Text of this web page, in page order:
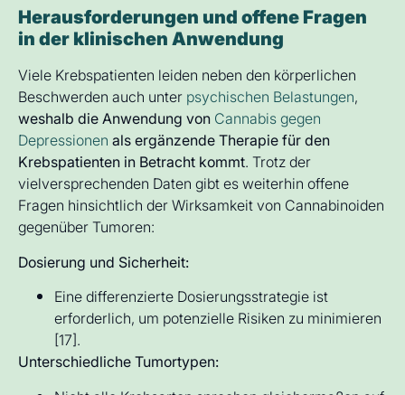
Herausforderungen und offene Fragen
in der klinischen Anwendung
Viele Krebspatienten leiden neben den körperlichen
Beschwerden auch unter psychischen Belastungen,
weshalb die Anwendung von Cannabis gegen
Depressionen als ergänzende Therapie für den
Krebspatienten in Betracht kommt. Trotz der
vielversprechenden Daten gibt es weiterhin offene
Fragen hinsichtlich der Wirksamkeit von Cannabinoiden
gegenüber Tumoren:
Dosierung und Sicherheit:
Eine differenzierte Dosierungsstrategie ist
erforderlich, um potenzielle Risiken zu minimieren
[17].
Unterschiedliche Tumortypen: